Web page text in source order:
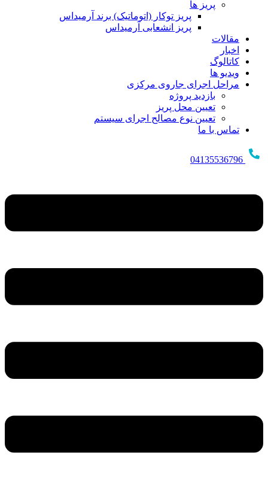
پریز ها
پریز توکار (اتوماتیک) برند آرمیداس
پریز انشعابی آرمیداس
مقالات
اخبار
کاتالوگ
ویدیو ها
مراحل اجرای جاروی مرکزی
بازدید پروژه
تعیین محل پریز
تعیین نوع مصالح اجرای سیستم
تماس با ما
04135536796